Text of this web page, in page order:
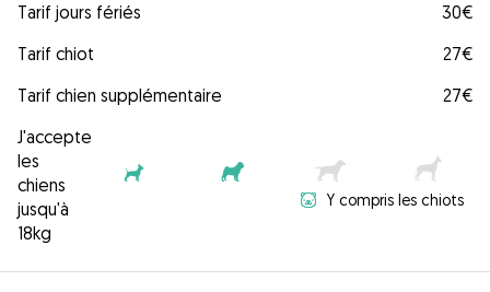
Tarif jours fériés
30€
Tarif chiot
27€
Tarif chien supplémentaire
27€
J'accepte
les
chiens
jusqu'à
18kg
Y compris les chiots